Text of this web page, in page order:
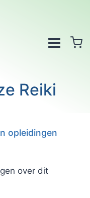
Reiki
opleidingen
over dit